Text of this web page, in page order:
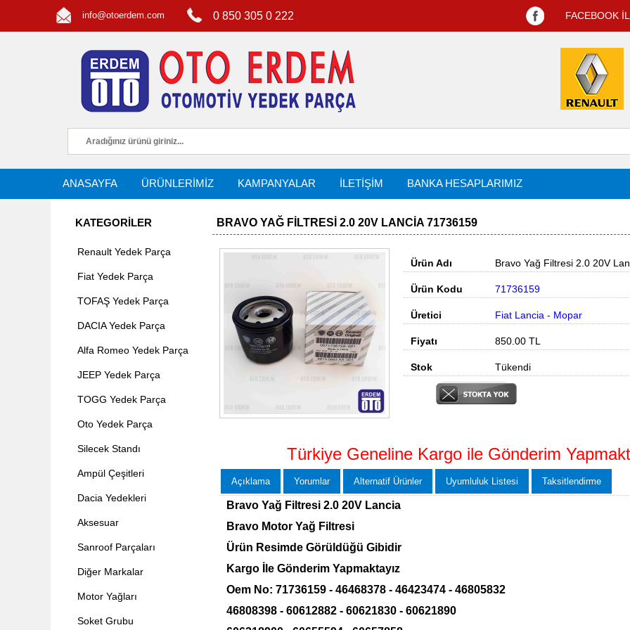
info@otoerdem.com 0 850 305 0 222 FACEBOOK
ANASAYFA ÜRÜNLERİMİZ KAMPANYALAR İLETİŞİM BANKA HESAPLARIMIZ
KATEGORİLER
Renault Yedek Parça
Fiat Yedek Parça
TOFAŞ Yedek Parça
DACIA Yedek Parça
Alfa Romeo Yedek Parça
JEEP Yedek Parça
TOGG Yedek Parça
Oto Yedek Parça
Silecek Standı
Ampül Çeşitleri
Dacia Yedekleri
Aksesuar
Sanroof Parçaları
Diğer Markalar
Motor Yağları
Soket Grubu
BRAVO YAĞ FILTRESI 2.0 20V LANCIA 71736159
Ürün Adı Bravo Yağ Filtresi 2.0 20V
Ürün Kodu 71736159
Üretici Fiat Lancia - Mopar
Fiyatı 850.00 TL
Stok Tükendi
Türkiye Geneline Kargo ile Gönderim
Açıklama Yorumlar Alternatif Ürünler Uyumluluk Listesi Taksitlendirme
Bravo Yağ Filtresi 2.0 20V Lancia
Bravo Motor Yağ Filtresi
Ürün Resimde Görüldüğü Gibidir
Kargo İle Gönderim Yapmaktayız
Oem No: 71736159 - 46468378 - 46423474 - 46805832
46808398 - 60612882 - 60621830 - 60621890